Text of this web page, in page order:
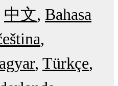
中文 Bahasa
Türkçe